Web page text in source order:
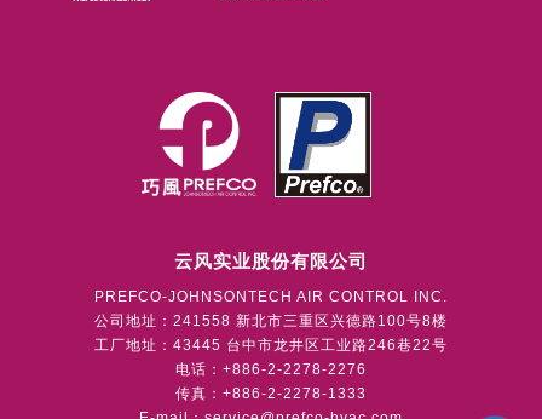
云风实业股份有限公司
PREFCO-JOHNSONTECH AIR CONTROL INC.
公司地址：241558 新北市三重区兴德路100号8楼
工厂地址：43445 台中市龙井区工业路246巷22号
电话：+886-2-2278-2276
传真：+886-2-2278-1333